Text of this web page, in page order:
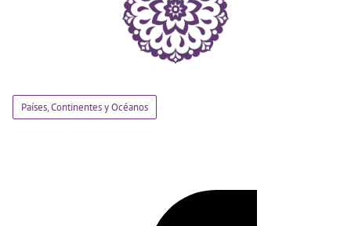
Países, Continentes y Océanos